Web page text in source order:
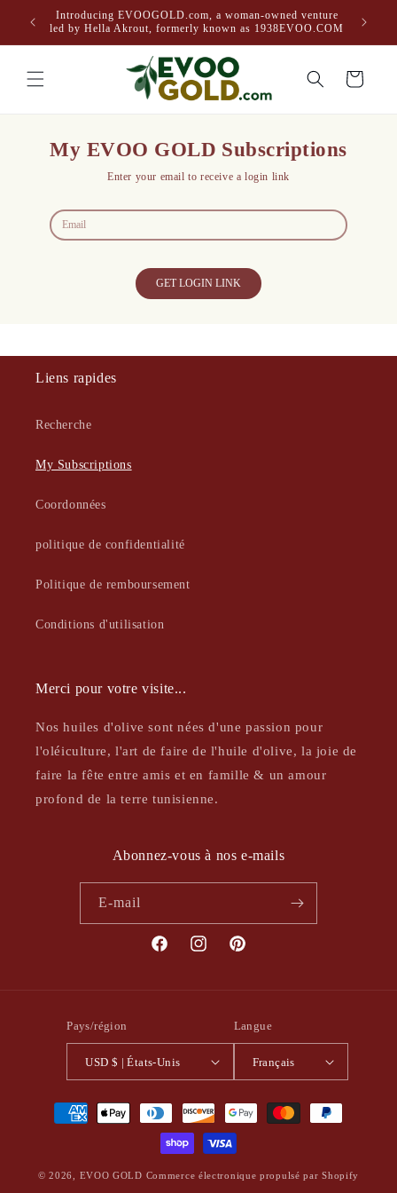
passerIntroducing EVOOGOLD.com, a woman-owned venture
led by Hella Akrout, formerly known as 1938EVOO.COM
Panier
My EVOO GOLD Subscriptions
Enter your email to receive a login link
GET LOGIN LINK
Liens rapides
Recherche
My Subscriptions
Coordonnées
politique de confidentialité
Politique de remboursement
Conditions d'utilisation
Merci pour votre visite...
Nos huiles d'olive sont nées d'une passion pour
l'oléiculture, l'art de faire de l'huile d'olive, la joie de
faire la fête entre amis et en famille & un amour
profond de la terre tunisienne.
Abonnez-vous à nos e-mails
E-mail
FacebookInstagramPinterest
Pays/région
USD $ | États-Unis
Langue
Français
Moyens
© 2026, EVOO GOLD Commerce électronique propulsé par Shopify